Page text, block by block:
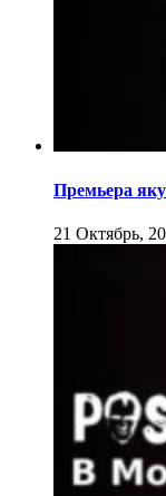
Премьера
21 Октябрь,